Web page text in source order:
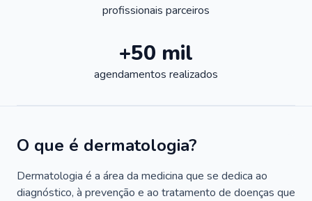
profissionais parceiros
+50 mil
agendamentos realizados
O que é dermatologia?
Dermatologia é a área da medicina que se dedica ao
diagnóstico, à prevenção e ao tratamento de doenças que